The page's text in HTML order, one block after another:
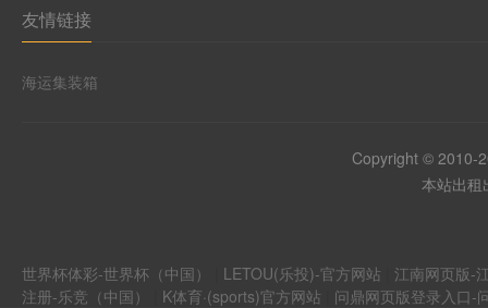
友情链接
海运集装箱
Copyright © 2010-
本站出
世界杯体彩-世界杯（中国） LETOU(乐投)-官方网站
江南网页版-
注册-乐竞（中国）
K体育·(sports)官方网站 问鼎网页版登录入口-